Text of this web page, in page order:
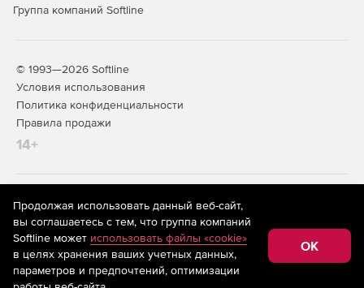
Группа компаний Softline
© 1993—2026 Softline
Условия использования
Политика конфиденциальности
Правила продажи
14+
На информационном ресурсе store.softline.ru применяются
рекомендательные технологии
(информационные технологии
предоставления информации на основе сбора,
систематизации и анализа сведений, относящихся к
предпочтениям пользователей сети «Интернет»,
находящихся на территории Российской Федерации)
Продолжая использовать данный веб-сайт,
вы соглашаетесь с тем, что группа компаний
Softline может использовать файлы «cookie»
в целях хранения ваших учетных данных,
параметров и предпочтений, оптимизации
OK